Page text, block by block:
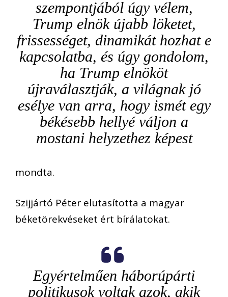
szempontjából úgy vélem,
Trump elnök újabb löketet,
frissességet, dinamikát hozhat e
kapcsolatba, és úgy gondolom,
ha Trump elnököt
újraválasztják, a világnak jó
esélye van arra, hogy ismét egy
békésebb hellyé váljon a
mostani helyzethez képest
mondta.
Szijjártó Péter elutasította a magyar
béketörekvéseket ért bírálatokat.
Egyértelműen háborúpárti
politikusok voltak azok, akik